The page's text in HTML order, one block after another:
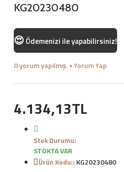
KG20230480
😍 Ödemenizi ile yapabilirsiniz!
0 yorum yapılmış.-Yorum Yap
4.134,13TL
Stok Durumu:
STOKTA VAR
Ürün Kodu:: KG20230480